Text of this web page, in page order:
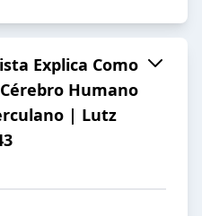
Explica Como
Humano
| Lutz